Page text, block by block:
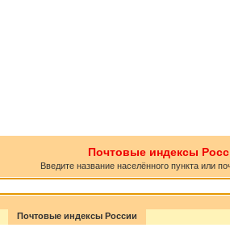
Почтовые индексы
Введите название населённого пункта или
Почтовые индексы России